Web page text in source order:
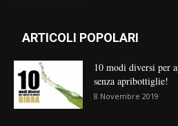
ARTICOLI POPOLARI
10 modi diversi per
senza apribottiglie!
8 Novembre 2019